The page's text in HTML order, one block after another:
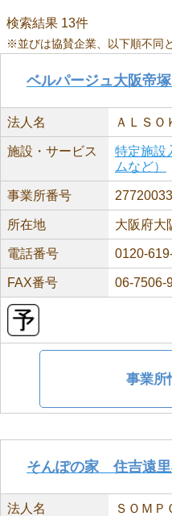
検索結果 13件
※並びは協賛企業、以下順不同
ベルパージュ大阪帝
法人名 ＡＬＳＯ
施設・サービス
特定施設
ムなど）
事業所番号
所在地 大阪府大
電話番号 0120-
FAX番号 06-7506-
事業所
そんぽの家 住吉遠
法人名 ＳＯＭＰ